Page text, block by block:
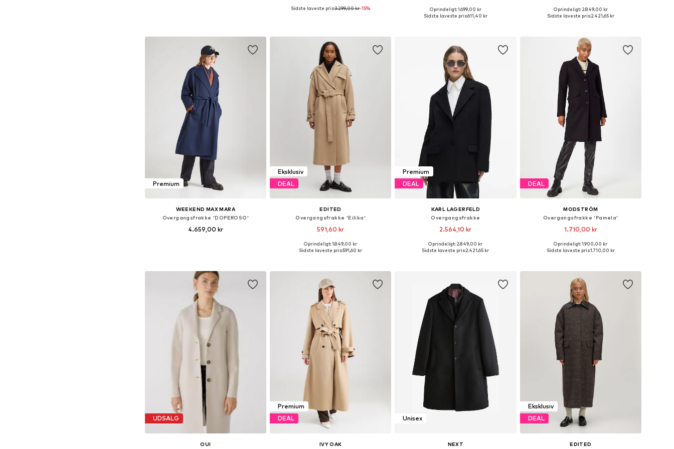
Tilgængelige størrelser: XS, S, M, L, XL
Sidste laveste pris:3.299,00 kr-15%
Tilgængelige størrelser: XS, S, M, L
Oprindeligt: 1.699,00 kr
Sidste laveste pris:611,40 kr
Fås i mange størrelser
Oprindeligt: 2.849,00 kr
Sidste laveste pris:2.421,65 kr
Premium
WEEKEND MAX MARA
Overgangsfrakke 'DOPEROSO'
4.659,00 kr
Eksklusiv
DEAL
EDITED
Overgangsfrakke 'Eilika'
591,60 kr
Tilgængelige størrelser: M, L, XL
Oprindeligt: 1.849,00 kr
Sidste laveste pris:591,60 kr
Premium
DEAL
KARL LAGERFELD
Overgangsfrakke
2.564,10 kr
Fås i mange størrelser
Oprindeligt: 2.849,00 kr
Sidste laveste pris:2.421,65 kr
DEAL
MODSTRÖM
Overgangsfrakke 'Pamela'
1.710,00 kr
Tilgængelige størrelser: XS, S, M, L
Oprindeligt: 1.900,00 kr
Sidste laveste pris:1.710,00 kr
UDSALG
OUI
Premium
DEAL
IVY OAK
Unisex
NEXT
Eksklusiv
DEAL
EDITED